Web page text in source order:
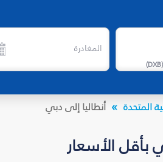
(
DXB
)
المغادرة
المتحدة أنطاليا إلى دبي
بأقل الأسعار